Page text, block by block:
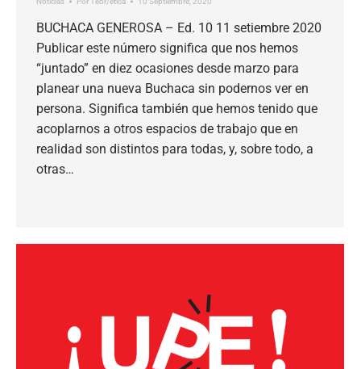
BUCHACA GENEROSA – Ed. 10 11 setiembre 2020
Publicar este número significa que nos hemos
“juntado” en diez ocasiones desde marzo para
planear una nueva Buchaca sin podernos ver en
persona. Significa también que hemos tenido que
acoplarnos a otros espacios de trabajo que en
realidad son distintos para todas, y, sobre todo, a
otras…